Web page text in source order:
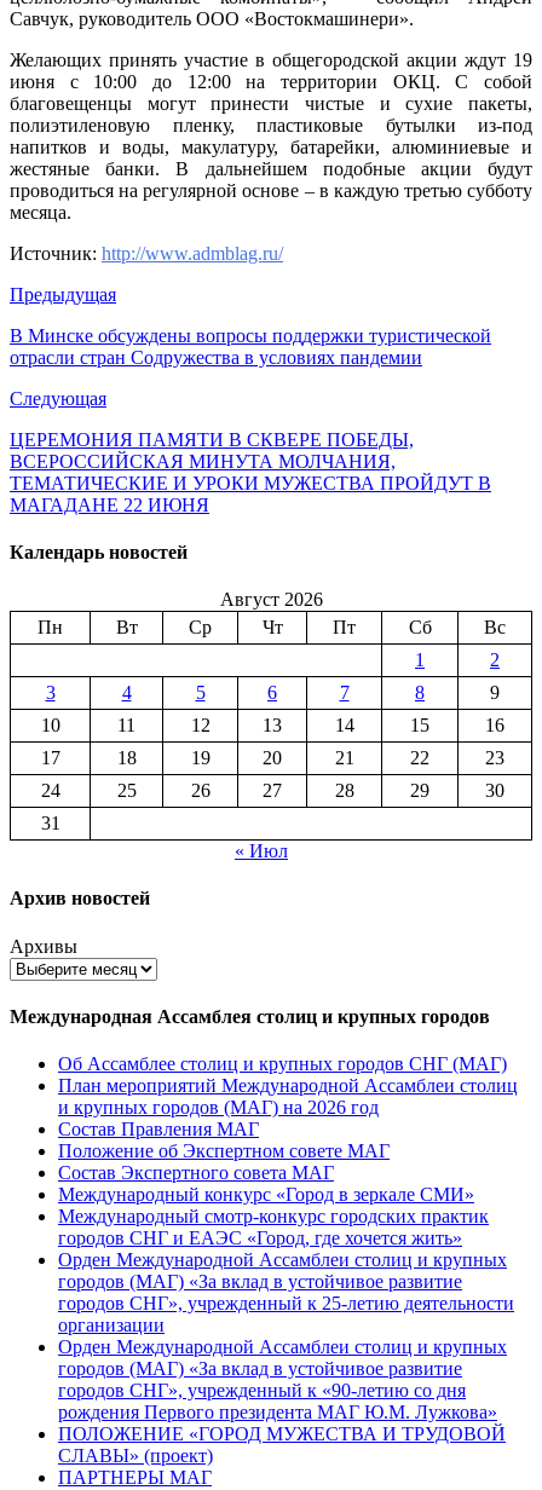
Савчук, руководитель ООО «Востокмашинери».
Желающих принять участие в общегородской акции ждут 19
июня с 10:00 до 12:00 на территории ОКЦ. С собой
благовещенцы могут принести чистые и сухие пакеты,
полиэтиленовую пленку, пластиковые бутылки из-под
напитков и воды, макулатуру, батарейки, алюминиевые и
жестяные банки. В дальнейшем подобные акции будут
проводиться на регулярной основе – в каждую третью субботу
месяца.
Источник: http://www.admblag.ru/
Предыдущая
В Минске обсуждены вопросы поддержки туристической
отрасли стран Содружества в условиях пандемии
Следующая
ЦЕРЕМОНИЯ ПАМЯТИ В СКВЕРЕ ПОБЕДЫ,
ВСЕРОССИЙСКАЯ МИНУТА МОЛЧАНИЯ,
ТЕМАТИЧЕСКИЕ И УРОКИ МУЖЕСТВА ПРОЙДУТ В
МАГАДАНЕ 22 ИЮНЯ
Календарь новостей
Август 2026
Пн
Вт Ср Чт Пт Сб
Вс
1
2
3
4 5 6 7 8
9
10
11 12 13 14 15
16
17
18 19 20 21 22
23
24
25 26 27 28 29
30
31
« Июл
Архив новостей
Архивы
Международная Ассамблея столиц и крупных городов
Об Ассамблее столиц и крупных городов СНГ (МАГ)
План мероприятий Международной Ассамблеи столиц
и крупных городов (МАГ) на 2026 год
Состав Правления МАГ
Положение об Экспертном совете МАГ
Состав Экспертного совета МАГ
Международный конкурс «Город в зеркале СМИ»
Международный смотр-конкурс городских практик
городов СНГ и ЕАЭС «Город, где хочется жить»
Орден Международной Ассамблеи столиц и крупных
городов (МАГ) «За вклад в устойчивое развитие
городов СНГ», учрежденный к 25-летию деятельности
организации
Орден Международной Ассамблеи столиц и крупных
городов (МАГ) «За вклад в устойчивое развитие
городов СНГ», учрежденный к «90-летию со дня
рождения Первого президента МАГ Ю.М. Лужкова»
ПОЛОЖЕНИЕ «ГОРОД МУЖЕСТВА И ТРУДОВОЙ
СЛАВЫ» (проект)
ПАРТНЕРЫ МАГ